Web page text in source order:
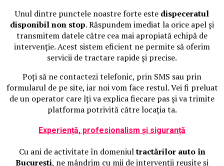
Unul dintre punctele noastre forte este dispeceratul
disponibil non stop. Răspundem imediat la orice apel și
transmitem datele către cea mai apropiată echipă de
intervenție. Acest sistem eficient ne permite să oferim
servicii de tractare rapide și precise.
Poți să ne contactezi telefonic, prin SMS sau prin
formularul de pe site, iar noi vom face restul. Vei fi preluat
de un operator care îți va explica fiecare pas și va trimite
platforma potrivită către locația ta.
Experiență, profesionalism și siguranță
Cu ani de activitate în domeniultractărilor auto în
București, ne mândrim cu mii de intervenții reușite și